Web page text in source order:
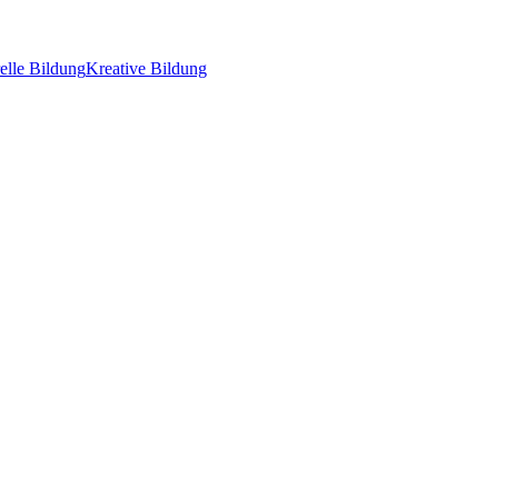
BildungKreative Bildung